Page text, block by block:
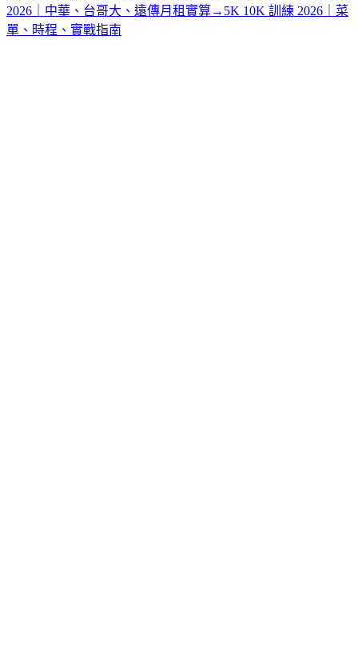
2026｜中華、台哥大、遠傳月租實算→ 5K 10K 訓練 2026｜菜
單、時程、實戰指南